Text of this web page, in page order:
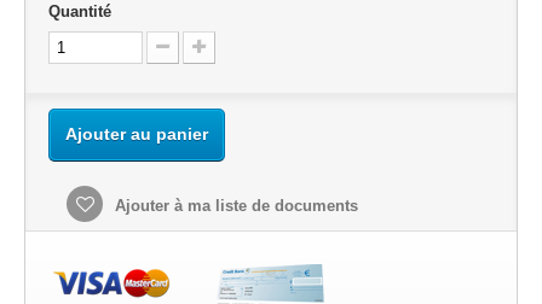
Quantité
Ajouter au panier
Ajouter à ma liste de documents